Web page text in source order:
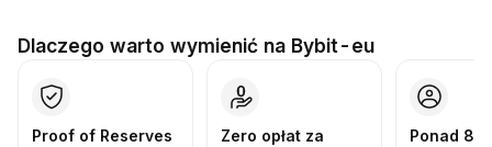
Dlaczego warto wymienić na Bybit-eu
Proof of Reserves
Zero opłat za
Ponad 86